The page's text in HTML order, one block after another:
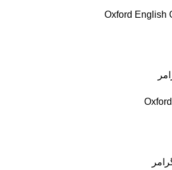
Oxford English